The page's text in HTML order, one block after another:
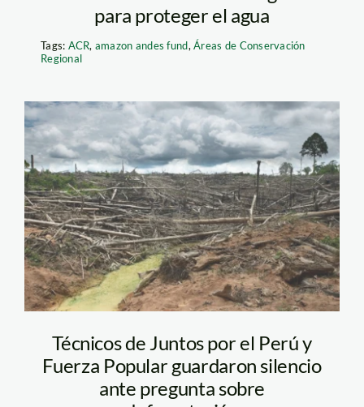
para proteger el agua
Tags: ACR, amazon andes fund,Áreas de Conservación
Regional
deforestación-
thomas-müller
Técnicos de Juntos por el Perú y
Fuerza Popular guardaron silencio
ante pregunta sobre